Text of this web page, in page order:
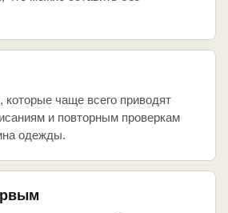
чаще всего приводят
и повторным проверкам
одежды.